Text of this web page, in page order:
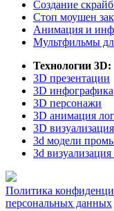
Создание
Стоп моушен
Анимация и
Мультфильмы
Технологии 3D:
3D презентации
3D инфографика
3D персонажи
3D анимация
3D
3d модели
3d визуализация
Политика
персональных данных